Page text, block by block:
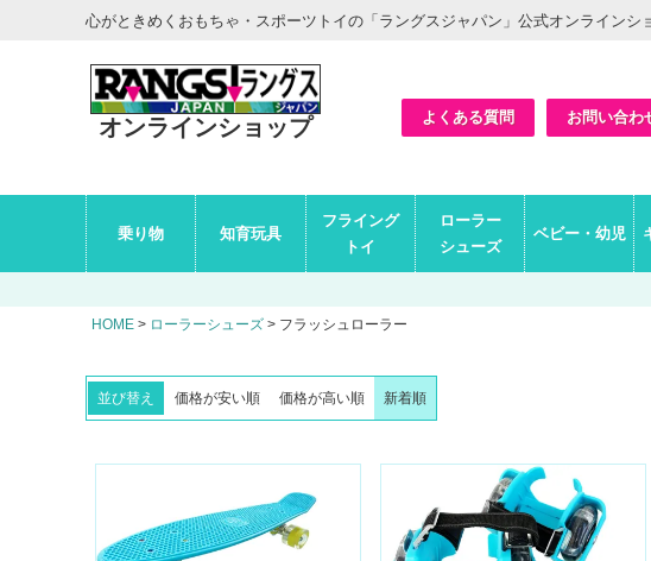
心がときめくおもちゃ・スポーツトイの「ラングスジャパン」公式オンラインシ
オンラインショップ よくある質問 お問い合わ
ル
ビ
乗り物 知育玩具
フライング
トイ
ローラー
シューズ
ベビー・幼児
HOME ローラーシューズ フラッシュローラー
並び替え 価格が安い順 価格が高い順 新着順